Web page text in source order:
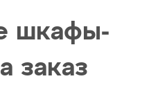
шкафы-
заказ